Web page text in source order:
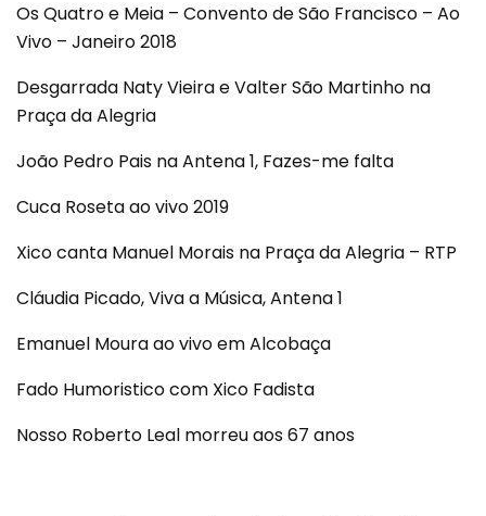
Os Quatro e Meia – Convento de São Francisco – Ao
Vivo – Janeiro 2018
Desgarrada Naty Vieira e Valter São Martinho na
Praça da Alegria
João Pedro Pais na Antena 1, Fazes-me falta
Cuca Roseta ao vivo 2019
Xico canta Manuel Morais na Praça da Alegria – RTP
Cláudia Picado, Viva a Música, Antena 1
Emanuel Moura ao vivo em Alcobaça
Fado Humoristico com Xico Fadista
Nosso Roberto Leal morreu aos 67 anos